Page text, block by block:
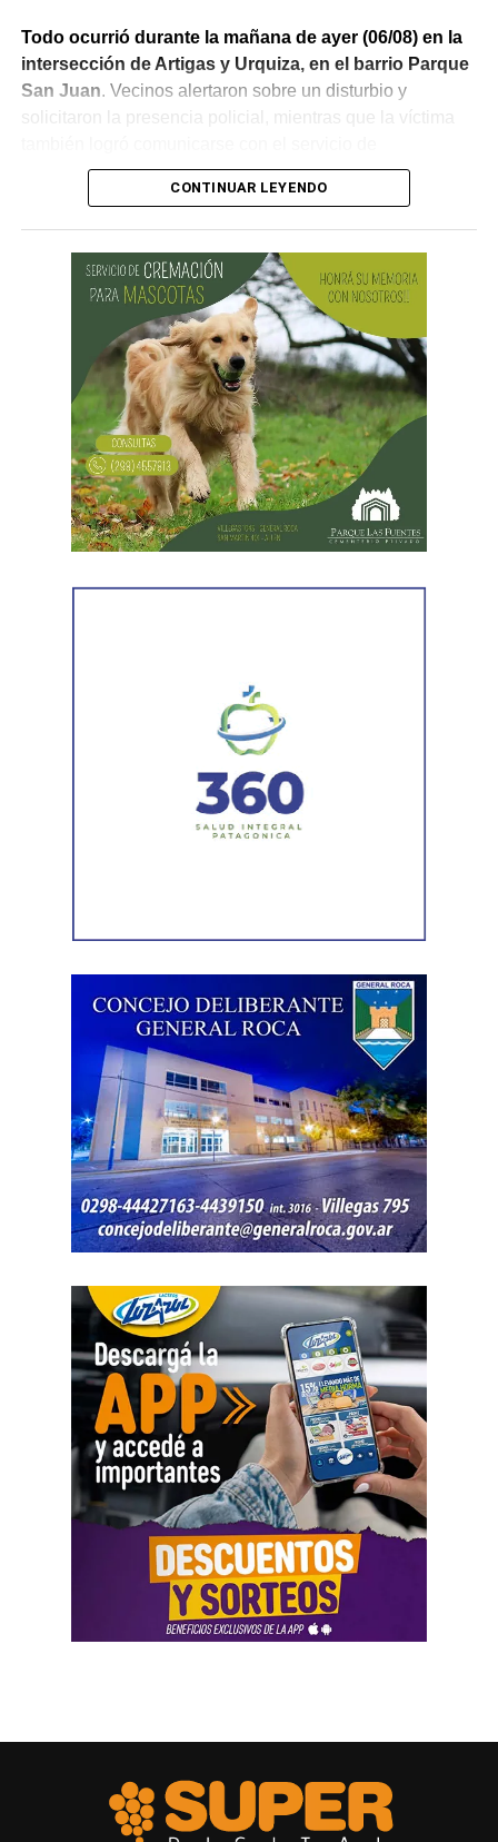
Todo ocurrió durante la mañana de ayer (06/08) en la
intersección de Artigas y Urquiza, en el barrio Parque
San Juan. Vecinos alertaron sobre un disturbio y
solicitaron la presencia policial, mientras que la víctima
emergencias para informar lo que estaba ocurriendo.
hombres le habían sustraído una bolsa con dinero en
efectivo y dos teléfonos celulares. En el lugar se
recuperó parte de los bienes robados y se detuvo al
primer involucrado.
En forma paralela, otra comisión policial se dirigió a
una vivienda ubicada en el barrio Villa Obrera,
señalada por la víctima. Allí se identificó al segundo
sospechosoy se llevaron adelante distintas diligencias
en el marco de la investigación.
Durante el procedimiento, el personal encontró el teléfono
correspondiente para acreditar su propiedad. Además,
denunciado como robado
Posteriormente, el inmueble fue preservado para la
intervención del Gabinete de Criminalística, que realizó
las pericias correspondientes. Otros elementos
encontrados quedaron bajo resguardo para determinar su
procedencia.
Por disposición de la Fiscalía de turno, ambos hombres
permanecen detenidos en el marco de una causa por
CONTINUAR LEYENDO